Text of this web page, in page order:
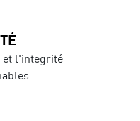
et l'integrité